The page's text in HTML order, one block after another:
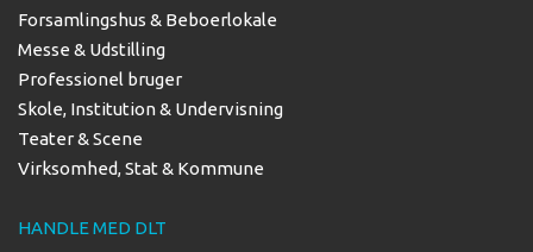
Forsamlingshus & Beboerlokale
Messe & Udstilling
Professionel bruger
Skole, Institution & Undervisning
Teater & Scene
Virksomhed, Stat & Kommune
HANDLE MED DLT